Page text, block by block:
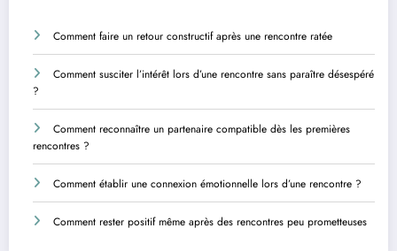
Comment faire un retour constructif après une rencontre ratée
Comment susciter l’intérêt lors d’une rencontre sans paraître désespéré
?
Comment reconnaître un partenaire compatible dès les premières
rencontres ?
Comment établir une connexion émotionnelle lors d’une rencontre ?
Comment rester positif même après des rencontres peu prometteuses